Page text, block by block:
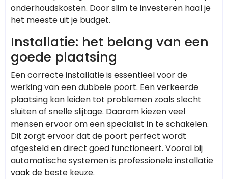
onderhoudskosten. Door slim te investeren haal je
het meeste uit je budget.
Installatie: het belang van een
goede plaatsing
Een correcte installatie is essentieel voor de
werking van een dubbele poort. Een verkeerde
plaatsing kan leiden tot problemen zoals slecht
sluiten of snelle slijtage. Daarom kiezen veel
mensen ervoor om een specialist in te schakelen.
Dit zorgt ervoor dat de poort perfect wordt
afgesteld en direct goed functioneert. Vooral bij
automatische systemen is professionele installatie
vaak de beste keuze.